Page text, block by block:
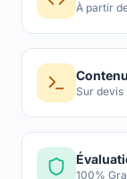
À partir
Sur devis
100%